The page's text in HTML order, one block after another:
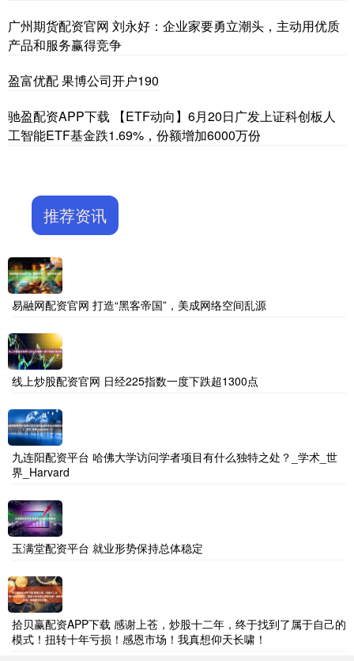
广州期货配资官网 刘永好：企业家要勇立潮头，主动用优质
产品和服务赢得竞争
盈富优配 果博公司开户190
驰盈配资APP下载 【ETF动向】6月20日广发上证科创板人
工智能ETF基金跌1.69%，份额增加6000万份
推荐资讯
易融网配资官网 打造“黑客帝国”，美成网络空间乱源
线上炒股配资官网 日经225指数一度下跌超1300点
九连阳配资平台 哈佛大学访问学者项目有什么独特之处？_学术_世
界_Harvard
玉满堂配资平台 就业形势保持总体稳定
拾贝赢配资APP下载 感谢上苍，炒股十二年，终于找到了属于自己的
模式！扭转十年亏损！感恩市场！我真想仰天长啸！